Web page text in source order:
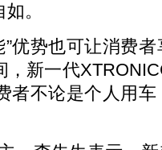
。
”优势也可让消费
，新一代
者不论是个人用